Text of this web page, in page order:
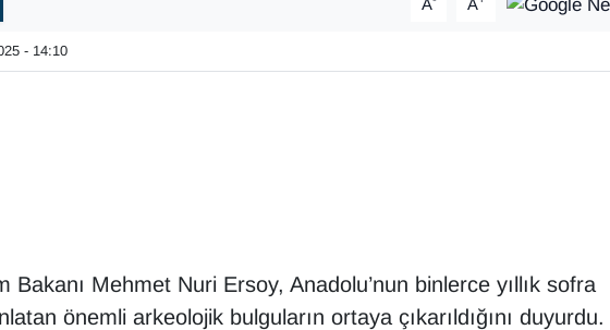
A A
- 14:10
Bakanı Mehmet Nuri Ersoy, Anadolu’nun binlerce yıllık sofra
önemli arkeolojik bulguların ortaya çıkarıldığını duyurdu.